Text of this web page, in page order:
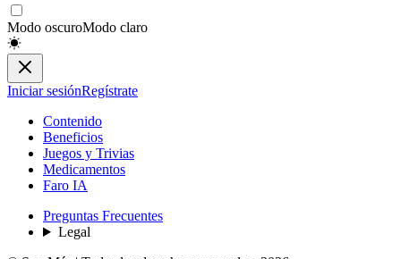
Modo oscuroModo claro
Iniciar sesiónRegístrate
Contenido
Beneficios
Juegos y Trivias
Medicamentos
Faro IA
Preguntas Frecuentes
Legal